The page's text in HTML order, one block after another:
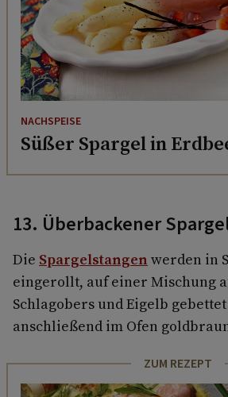
NACHSPEISE
Süßer Spargel in
13. Überbackener
Die Spargelstangen werden in
eingerollt, auf einer Mischung
Schlagobers und Eigelb
anschließend im Ofen
ZUM REZEPT